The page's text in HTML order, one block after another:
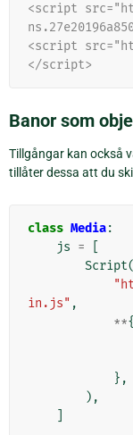
<script
<script
</script>
Banor som
Tillgångar kan också
tillåter dessa att du
class Media:
js =
Script(
in.js" ,
**{
},
),